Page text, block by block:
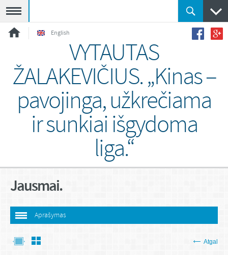
English
VYTAUTAS
ŽALAKEVIČIUS. „Kinas –
pavojinga, užkrečiama
ir sunkiai išgydoma
liga.“
Jausmai.
Aprašymas
Atgal